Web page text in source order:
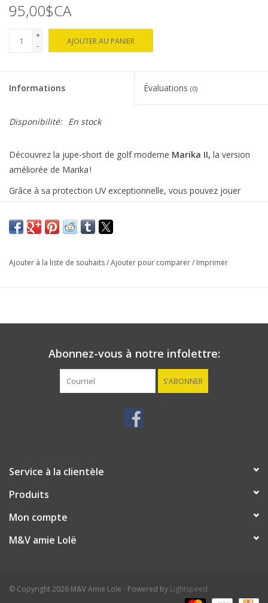
95,00$CA
+
-
AJOUTER AU PANIER
Informations Évaluations (0)
Disponibilité: En stock
Découvrez la jupe-short de golf moderne Marika II, la version
améliorée de Marika !
Grâce à sa protection UV exceptionnelle, vous pouvez jouer
Profitez d’une souplesse inégalée grâce au pli d’aisance et
Restez agile dans toutes vos activités.
d’ajuster votre style en fonction de vos envies.
protection supplémentaire, pour que vous preniez votre élan en
de NVO vous apporte confort, efficacité et style.
Exprimez votre personnalité avecMarika II
Extensible dans les 4 sens.
92% polyester et 8% élasthanne.
Longueur : 43.18 cm
Taille avec passants de ceinture
Détails de la coupe : Taille classique
Ajouter à la liste de souhaits/Ajouter pour comparer/ Imprimer
Abonnez-vous à notre infolettre:
S'ABONNER
Service à la clientèle
Produits
Mon compte
M&V amie Lolë
© Copyright 2026 M&V Amie Lole - Powered by Lightspeed